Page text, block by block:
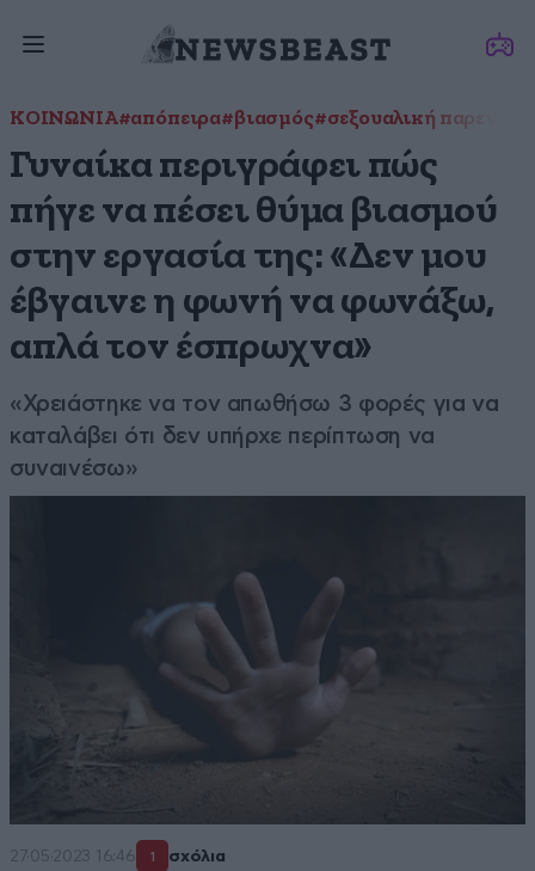
ΚΟΙΝΩΝΙΑ#απόπειρα#βιασμός#σεξουαλική
Γυναίκα περιγράφει πώς
πήγε να πέσει θύμα βιασμού
στην εργασία της: «Δεν μου
έβγαινε η φωνή να φωνάξω,
απλά τον έσπρωχνα»
«Χρειάστηκε να τον απωθήσω 3 φορές για να
καταλάβει ότι δεν υπήρχε περίπτωση να
συναινέσω»
27·05·2023 16:46 1 σχόλια